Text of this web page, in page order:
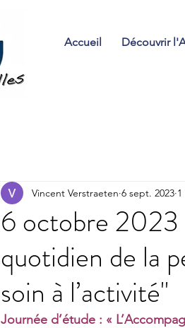
Accueil Découvrir
6 octobre 2023
quotidien de la
soin à l’activité"
Vincent Verstraeten 6 sept. 2023
Journée d’étude : «